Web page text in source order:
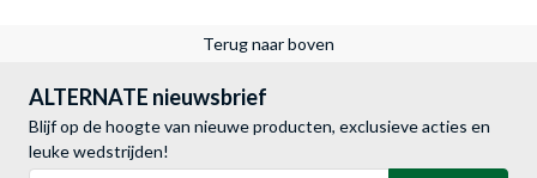
Terug naar boven
ALTERNATE nieuwsbrief
Blijf op de hoogte van nieuwe producten, exclusieve acties en
leuke wedstrijden!